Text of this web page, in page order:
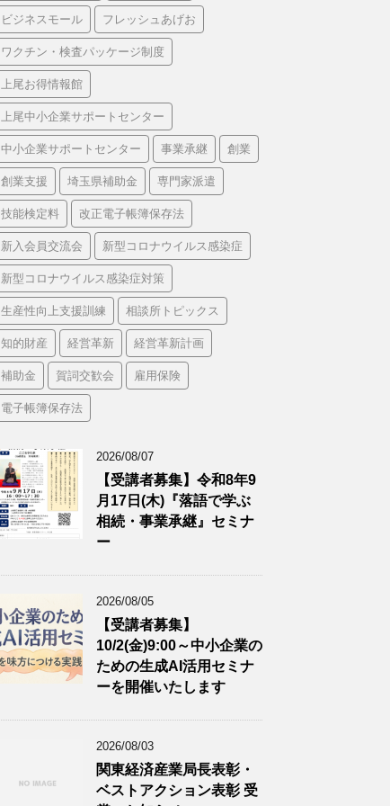
ビジネスモール フレッシュあげお
ワクチン・検査パッケージ制度
上尾お得情報館
上尾中小企業サポートセンター
中小企業サポートセンター 事業承継 創業
創業支援 埼玉県補助金 専門家派遣
技能検定料 改正電子帳簿保存法
新入会員交流会 新型コロナウイルス感染症
新型コロナウイルス感染症対策
生産性向上支援訓練 相談所トピックス
知的財産 経営革新 経営革新計画
補助金 賀詞交歓会 雇用保険
電子帳簿保存法
2026/08/07
【受講者募集】令和8年9
月17日(木)『落語で学ぶ
相続・事業承継』セミナ
ー
2026/08/05
【受講者募集】
10/2(金)9:00～中小企業の
ための生成AI活用セミナ
ーを開催いたします
2026/08/03
関東経済産業局長表彰・
ベストアクション表彰 受